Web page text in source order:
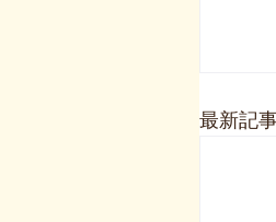
最新記